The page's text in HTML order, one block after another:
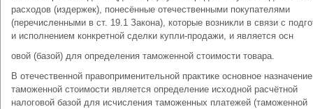
расходов (издержек), понесённые отечественными покупателями
(перечисленными в ст. 19.1 Закона), которые возникли в связи с
и исполнением конкретной сделки купли-продажи, и является осн
овой (базой) для определения таможенной стоимости товара.
В отечественной правоприменительной практике основное назначение
таможенной стоимости является определение исходной расчётной
налоговой базой для исчисления таможенных платежей (таможенной